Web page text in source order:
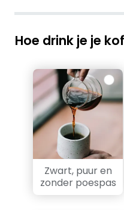
Smaaktest
Hoe drink je je
Zwart, puur en
zonder poespas